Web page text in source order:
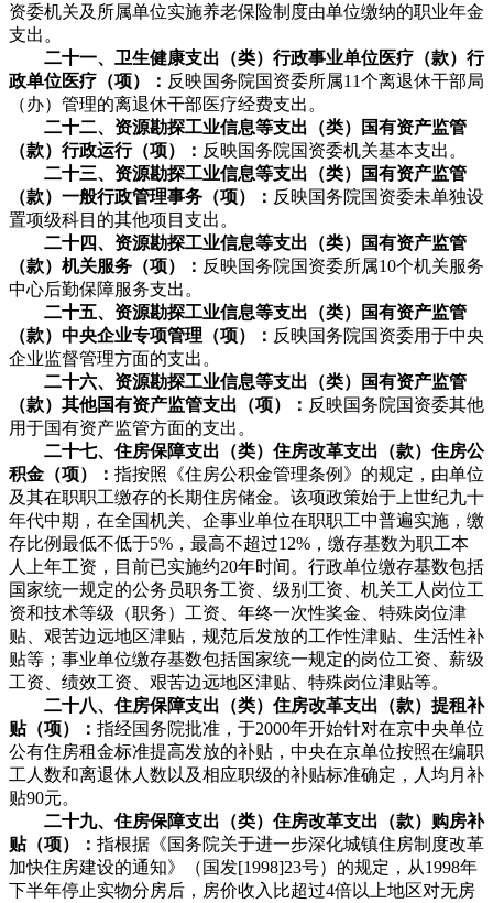
资委机关及所属单位实施养老保险制度由单位缴纳的职业年金
支出。
二十一、卫生健康支出（类）行政事业单位医疗（款）行
政单位医疗（项）： 反映国务院国资委所属11个离退休干部局
（办）管理的离退休干部医疗经费支出。
二十二、资源勘探工业信息等支出（类）国有资产监管
（款）行政运行（项）： 反映国务院国资委机关基本支出。
二十三、资源勘探工业信息等支出（类）国有资产监管
（款）一般行政管理事务（项）： 反映国务院国资委未单独设
置项级科目的其他项目支出。
二十四、资源勘探工业信息等支出（类）国有资产监管
（款）机关服务（项）： 反映国务院国资委所属10个机关服务
中心后勤保障服务支出。
二十五、资源勘探工业信息等支出（类）国有资产监管
（款）中央企业专项管理（项）： 反映国务院国资委用于中央
企业监督管理方面的支出。
二十六、资源勘探工业信息等支出（类）国有资产监管
（款）其他国有资产监管支出（项）： 反映国务院国资委其他
用于国有资产监管方面的支出。
二十七、住房保障支出（类）住房改革支出（款）住房公
积金（项）： 指按照《住房公积金管理条例》的规定，由单位
及其在职职工缴存的长期住房储金。该项政策始于上世纪九十
年代中期，在全国机关、企事业单位在职职工中普遍实施，缴
存比例最低不低于5%，最高不超过12%，缴存基数为职工本
人上年工资，目前已实施约20年时间。行政单位缴存基数包括
国家统一规定的公务员职务工资、级别工资、机关工人岗位工
资和技术等级（职务）工资、年终一次性奖金、特殊岗位津
贴、艰苦边远地区津贴，规范后发放的工作性津贴、生活性补
贴等；事业单位缴存基数包括国家统一规定的岗位工资、薪级
工资、绩效工资、艰苦边远地区津贴、特殊岗位津贴等。
二十八、住房保障支出（类）住房改革支出（款）提租补
贴（项）： 指经国务院批准，于2000年开始针对在京中央单位
公有住房租金标准提高发放的补贴，中央在京单位按照在编职
工人数和离退休人数以及相应职级的补贴标准确定，人均月补
贴90元。
二十九、住房保障支出（类）住房改革支出（款）购房补
贴（项）： 指根据《国务院关于进一步深化城镇住房制度改革
加快住房建设的通知》（国发[1998]23号）的规定，从1998年
下半年停止实物分房后，房价收入比超过4倍以上地区对无房